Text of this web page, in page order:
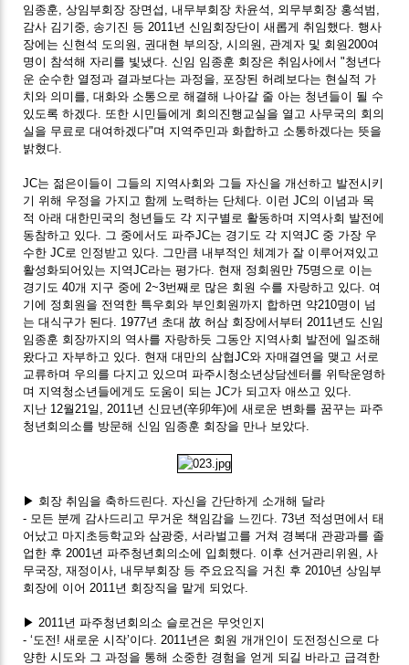
임종훈, 상임부회장 장면섭, 내무부회장 차윤석, 외무부회장 홍석범,
감사 김기중, 송기진 등 2011년 신임회장단이 새롭게 취임했다. 행사
장에는 신현석 도의원, 권대현 부의장, 시의원, 관계자 및 회원200여
명이 참석해 자리를 빛냈다. 신임 임종훈 회장은 취임사에서 "청년다
운 순수한 열정과 결과보다는 과정을, 포장된 허례보다는 현실적 가
치와 의미를, 대화와 소통으로 해결해 나아갈 줄 아는 청년들이 될 수
있도록 하겠다. 또한 시민들에게 회의진행교실을 열고 사무국의 회의
실을 무료로 대여하겠다"며 지역주민과 화합하고 소통하겠다는 뜻을
밝혔다.
JC는 젊은이들이 그들의 지역사회와 그들 자신을 개선하고 발전시키
기 위해 우정을 가지고 함께 노력하는 단체다. 이런 JC의 이념과 목
적 아래 대한민국의 청년들도 각 지구별로 활동하며 지역사회 발전에
동참하고 있다. 그 중에서도 파주JC는 경기도 각 지역JC 중 가장 우
수한 JC로 인정받고 있다. 그만큼 내부적인 체계가 잘 이루어져있고
활성화되어있는 지역JC라는 평가다. 현재 정회원만 75명으로 이는
경기도 40개 지구 중에 2~3번째로 많은 회원 수를 자랑하고 있다. 여
기에 정회원을 전역한 특우회와 부인회원까지 합하면 약210명이 넘
는 대식구가 된다. 1977년 초대 故 허삼 회장에서부터 2011년도 신임
임종훈 회장까지의 역사를 자랑하듯 그동안 지역사회 발전에 일조해
왔다고 자부하고 있다. 현재 대만의 삼협JC와 자매결연을 맺고 서로
교류하며 우의를 다지고 있으며 파주시청소년상담센터를 위탁운영하
며 지역청소년들에게도 도움이 되는 JC가 되고자 애쓰고 있다.
지난 12월21일, 2011년 신묘년(辛卯年)에 새로운 변화를 꿈꾸는 파주
청년회의소를 방문해 신임 임종훈 회장을 만나 보았다.
▶ 회장 취임을 축하드린다. 자신을 간단하게 소개해 달라
- 모든 분께 감사드리고 무거운 책임감을 느낀다. 73년 적성면에서 태
어났고 마지초등학교와 삼광중, 서라벌고를 거쳐 경복대 관광과를 졸
업한 후 2001년 파주청년회의소에 입회했다. 이후 선거관리위원, 사
무국장, 재정이사, 내무부회장 등 주요요직을 거친 후 2010년 상임부
회장에 이어 2011년 회장직을 맡게 되었다.
▶ 2011년 파주청년회의소 슬로건은 무엇인지
- ‘도전! 새로운 시작’이다. 2011년은 회원 개개인이 도전정신으로 다
양한 시도와 그 과정을 통해 소중한 경험을 얻게 되길 바라고 급격한